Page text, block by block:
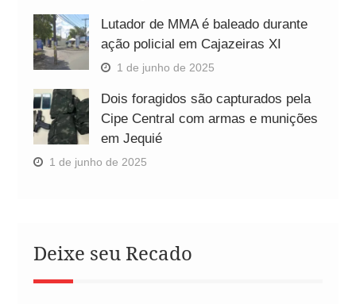
Lutador de MMA é baleado durante
ação policial em Cajazeiras XI
1 de junho de 2025
Dois foragidos são capturados pela
Cipe Central com armas e munições
em Jequié
1 de junho de 2025
Deixe seu Recado